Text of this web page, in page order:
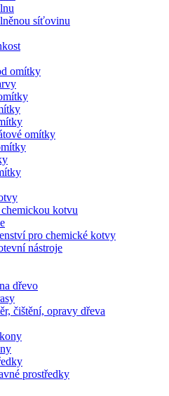
síťovinu
omítky
omítky
kotvu
pro chemické kotvy
nástroje
dřevo
čištění, opravy dřeva
prostředky